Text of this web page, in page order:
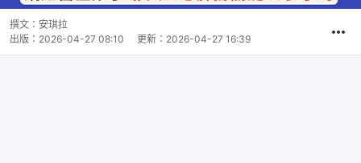
撰文： 安琪拉
出版： 2026-04-27 08:10 更新： 2026-04-27 16:39